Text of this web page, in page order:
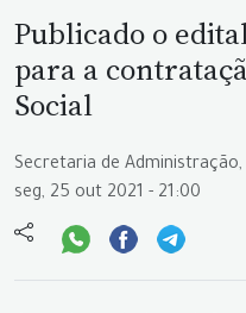
Publicado o
para a
Social
Secretaria de
seg, 25 out 2021 - 21:00